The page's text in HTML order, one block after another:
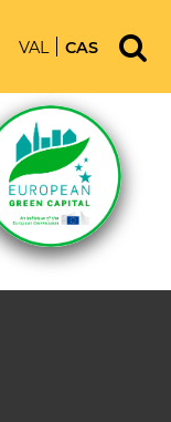
VAL CAS